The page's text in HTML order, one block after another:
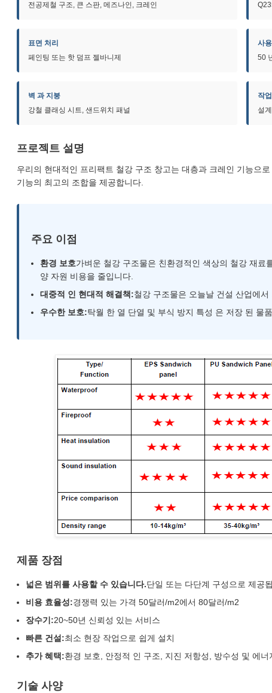
전공제철 구조, 큰 스판, 메즈나인, 크레인
표면 처리
페인팅 또는 핫 덤프 젤바니제
사
50
벽 과 지붕
강철 클래싱 시트, 샌드위치 패널
작
설
프로젝트 설명
우리의 현대적인 프리팩트 철강 구조 창고는 대층과 크레인 기능으
기능의 최고의 조합을 제공합니다.
주요 이점
환경 보호가벼운 철강 구조물은 친환경적인 색상의 철강 재
양 자원 비용을 줄입니다.
대중적 인 현대적 해결책:철강 구조물은 오늘날 건설 산업에
우수한 보호:탁월 한 열 단열 및 부식 방지 특성 은 저장 된 물
제품 장점
넓은 범위를 사용할 수 있습니다.단일 또는 다단계 구성으로 제공
비용 효율성:경쟁력 있는 가격 50달러/m2에서 80달러/m2
장수기:20~50년 신뢰성 있는 서비스
빠른 건설:최소 현장 작업으로 쉽게 설치
추가 혜택:환경 보호, 안정적 인 구조, 지진 저항성, 방수성 및 에너
기술 사양